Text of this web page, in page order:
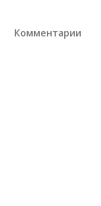
Комментарии